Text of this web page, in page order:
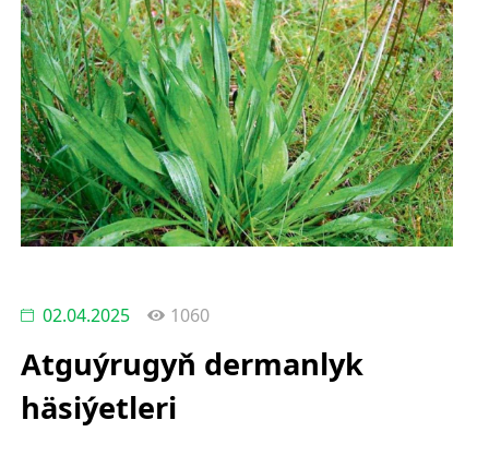
02.04.2025 1060
Atguýrugyň dermanlyk
häsiýetleri